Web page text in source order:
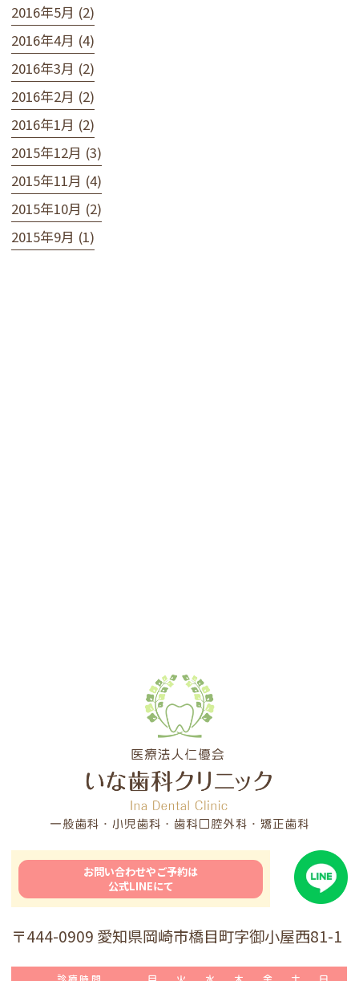
2016年5月 (2)
2016年4月 (4)
2016年3月 (2)
2016年2月 (2)
2016年1月 (2)
2015年12月 (3)
2015年11月 (4)
2015年10月 (2)
2015年9月 (1)
お問い合わせやご予約は
公式LINEにて
〒444-0909 愛知県岡崎市橋目町字御小屋西81-1
診療時間 月 火 水 木 金 土 日